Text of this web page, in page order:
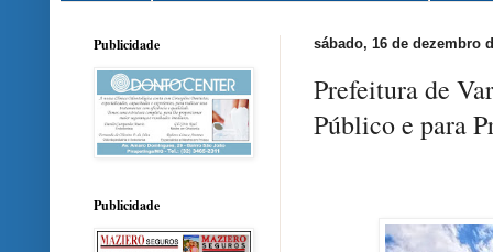
sábado, 16 de dezembro
Prefeitura de
Público e para
Publicidade
Publicidade